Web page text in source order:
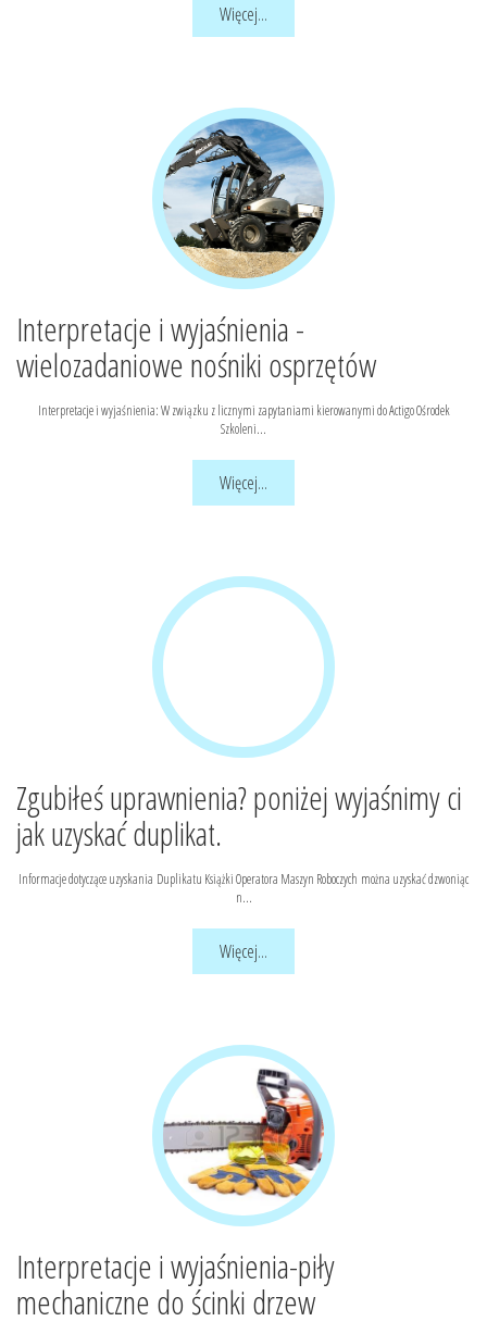
Więcej...
Interpretacje i wyjaśnienia -
wielozadaniowe nośniki osprzętów
Interpretacje i wyjaśnienia: W związku z licznymi zapytaniami kierowanymi do Actigo Ośrodek
Szkoleni...
Więcej...
Zgubiłeś uprawnienia? poniżej wyjaśnimy ci
jak uzyskać duplikat.
Informacje dotyczące uzyskania Duplikatu Książki Operatora Maszyn Roboczych można uzyskać dzwoniąc
n...
Więcej...
Interpretacje i wyjaśnienia-piły
mechaniczne do ścinki drzew